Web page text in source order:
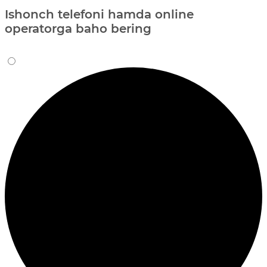
Ishonch telefoni hamda online
operatorga baho bering